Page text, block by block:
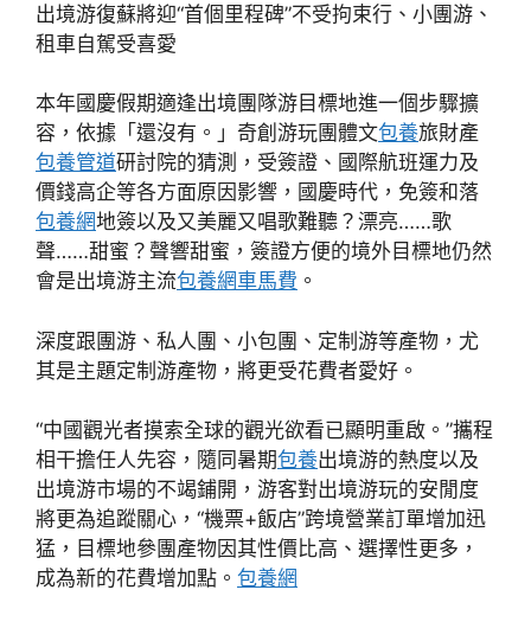
出境游復蘇將迎“首個里程碑”不受拘束行、小團游、
租車自駕受喜愛
本年國慶假期適逢出境團隊游目標地進一個步驟擴
容，依據「還沒有。」奇創游玩團體文包養旅財產
包養管道研討院的猜測，受簽證、國際航班運力及
價錢高企等各方面原因影響，國慶時代，免簽和落
包養網地簽以及又美麗又唱歌難聽？漂亮……歌
聲……甜蜜？聲響甜蜜，簽證方便的境外目標地仍然
會是出境游主流包養網車馬費 。
深度跟團游、私人團、小包團、定制游等產物，尤
其是主題定制游產物，將更受花費者愛好。
“中國觀光者摸索全球的觀光欲看已顯明重啟。”攜程
相干擔任人先容，隨同暑期包養出境游的熱度以及
出境游市場的不竭鋪開，游客對出境游玩的安閒度
將更為追蹤關心，“機票+飯店”跨境營業訂單增加迅
猛，目標地參團產物因其性價比高、選擇性更多，
成為新的花費增加點。 包養網